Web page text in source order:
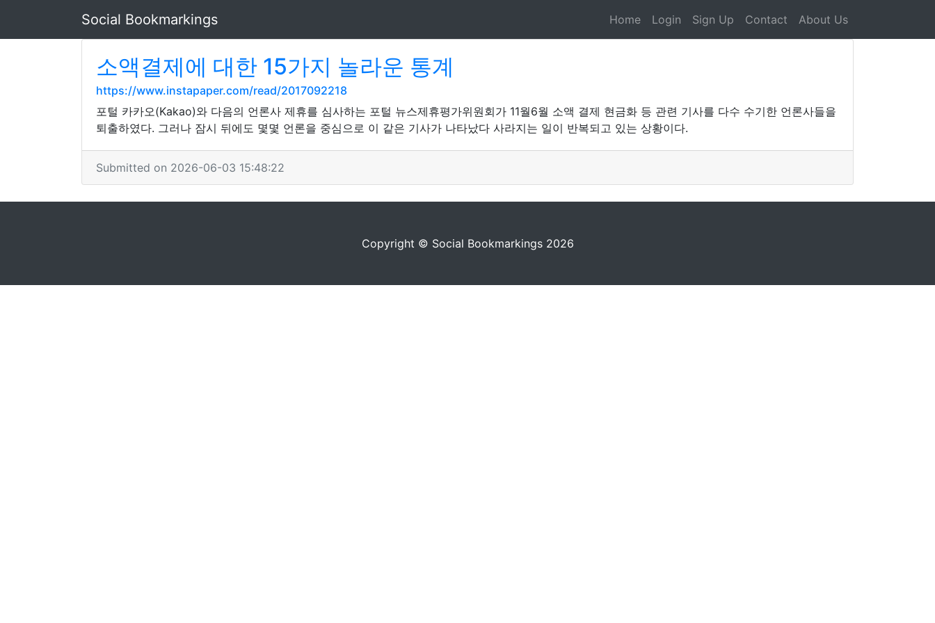
Social Bookmarkings Home Login Sign Up Contact About Us
소액결제에 대한 15가지 놀라운 통계
https://www.instapaper.com/read/2017092218
포털 카카오(Kakao)와 다음의 언론사 제휴를 심사하는 포털 뉴스제휴평가위원회가 11월6월 소액 결제 현금화 등 관련 기사를 다수 수기한 언론사들을
퇴출하였다. 그러나 잠시 뒤에도 몇몇 언론을 중심으로 이 같은 기사가 나타났다 사라지는 일이 반복되고 있는 상황이다.
Submitted on 2026-06-03 15:48:22
Copyright © Social Bookmarkings 2026